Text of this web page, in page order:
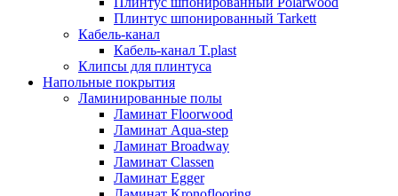
Плинтус шпонированный Tarkett
Кабель-канал
Кабель-канал T.plast
Клипсы для плинтуса
Напольные покрытия
Ламинированные полы
Ламинат Floorwood
Ламинат Aqua-step
Ламинат Broadway
Ламинат Classen
Ламинат Egger